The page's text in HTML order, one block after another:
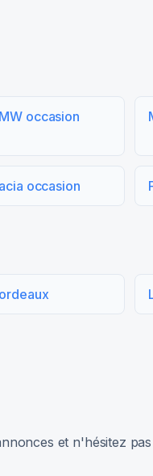
occasion
occasion
et n'hésitez